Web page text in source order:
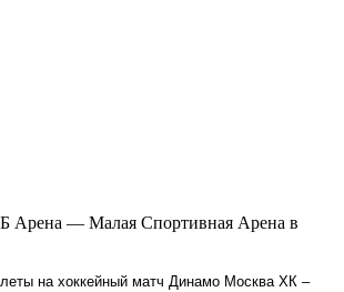
Арена — Малая Спортивная Арена в
на хоккейный матч Динамо Москва ХК –